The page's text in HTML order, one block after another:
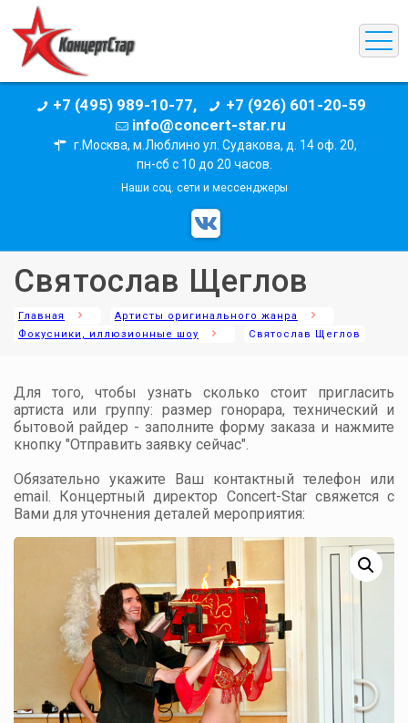
+7 (495) 989-10-77,
+7 (926) 601-20-59
info@concert-star.ru
г.Москва, м.Люблино ул. Судакова, д. 14 оф. 20,
пн-сб с 10 до 20 часов.
Наши соц. сети и мессенджеры
Святослав Щеглов
Главная
Артисты оригинального жанра
Фокусники, иллюзионные шоу
Святослав Щеглов
Для того, чтобы узнать сколько стоит пригласить
артиста или группу: размер гонорара, технический и
бытовой райдер - заполните форму заказа и нажмите
кнопку "Отправить заявку сейчас".
Обязательно укажите Ваш контактный телефон или
email. Концертный директор Concert-Star свяжется с
Вами для уточнения деталей мероприятия: